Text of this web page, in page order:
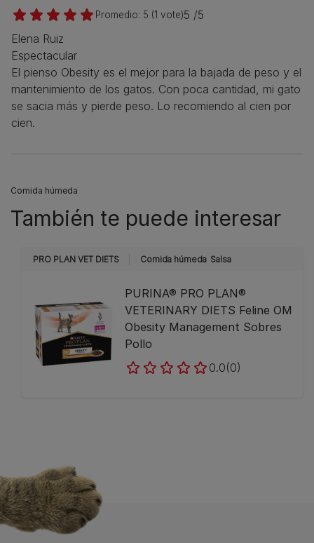
Promedio: 5 (1 vote)5 /5
Elena Ruiz
Espectacular
El pienso Obesity es el mejor para la bajada de peso y el
mantenimiento de los gatos. Con poca cantidad, mi gato
se sacia más y pierde peso. Lo recomiendo al cien por
cien.
Comida húmeda
También te puede interesar
PRO PLAN VET DIETS Comida húmeda Salsa
PURINA® PRO PLAN®
VETERINARY DIETS Feline OM
Obesity Management Sobres
Pollo
0.0(0)